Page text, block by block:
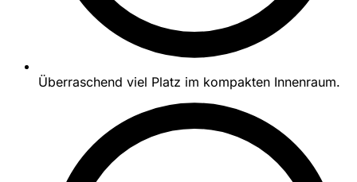
Überraschend viel Platz im kompakten Innenraum.